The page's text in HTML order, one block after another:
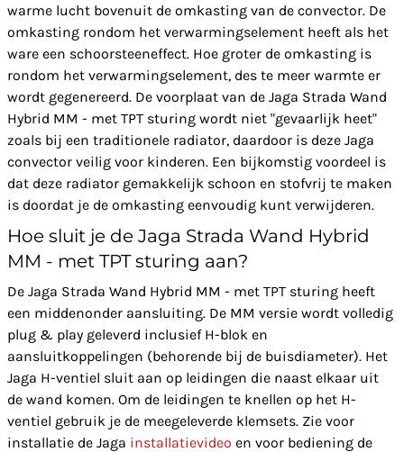
warme lucht bovenuit de omkasting van de convector. De
omkasting rondom het verwarmingselement heeft als het
ware een schoorsteeneffect. Hoe groter de omkasting is
rondom het verwarmingselement, des te meer warmte er
wordt gegenereerd. De voorplaat van de Jaga Strada Wand
Hybrid MM - met TPT sturing wordt niet "gevaarlijk heet"
zoals bij een traditionele radiator, daardoor is deze Jaga
convector veilig voor kinderen. Een bijkomstig voordeel is
dat deze radiator gemakkelijk schoon en stofvrij te maken
is doordat je de omkasting eenvoudig kunt verwijderen.
Hoe sluit je de Jaga Strada Wand Hybrid
MM - met TPT sturing aan?
De Jaga Strada Wand Hybrid MM - met TPT sturing heeft
een middenonder aansluiting. De MM versie wordt volledig
plug & play geleverd inclusief H-blok en
aansluitkoppelingen (behorende bij de buisdiameter). Het
Jaga H-ventiel sluit aan op leidingen die naast elkaar uit
de wand komen. Om de leidingen te knellen op het H-
ventiel gebruik je de meegeleverde klemsets. Zie voor
installatie de Jaga installatievideo en voor bediening de